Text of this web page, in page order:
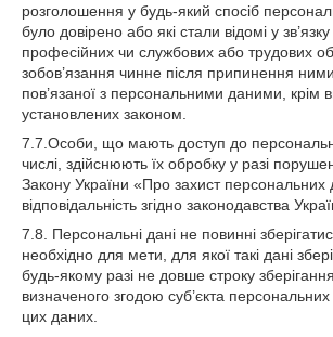
розголошення у будь-який спосіб
було довірено або які стали відомі у
професійних чи службових або трудових
зобов’язання чинне після припинення ними
пов’язаної з персональними даними, крім
установлених законом.
7.7.Особи, що мають доступ до
числі, здійснюють їх обробку у разі
Закону України «Про захист персональних
відповідальність згідно законодавства
7.8. Персональні дані не повинні
необхідно для мети, для якої такі дані
будь-якому разі не довше строку
визначеного згодою суб’єкта
цих даних.